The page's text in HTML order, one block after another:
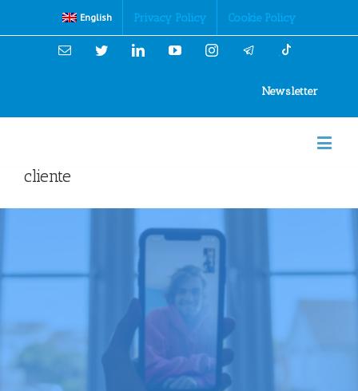
English Privacy Policy Cookie Policy
Email TwitterLinkedinYouTubeInstagram
Newsletter
cliente
Cookies Policy